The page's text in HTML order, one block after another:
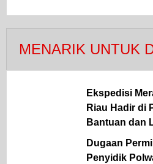
MENARIK UNTUK
Ekspedisi
Riau Hadir di
Bantuan dan
Dugaan
Penyidik